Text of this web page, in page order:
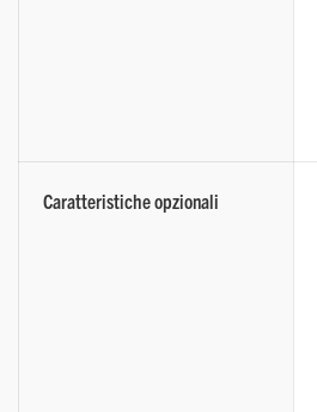
Caratteristiche opzionali